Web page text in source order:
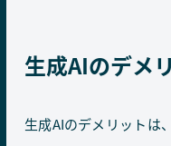
生成AIのデメ
生成AIのデメリットは